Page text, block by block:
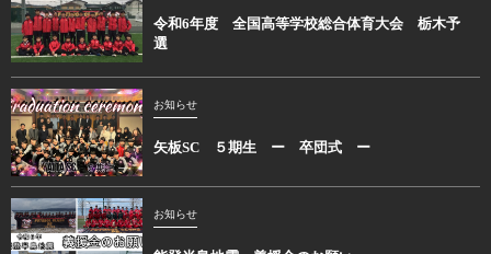
令和6年度 全国高等学校総合体育大会 栃木予
選
お知らせ
矢板SC ５期生 ー 卒団式 ー
お知らせ